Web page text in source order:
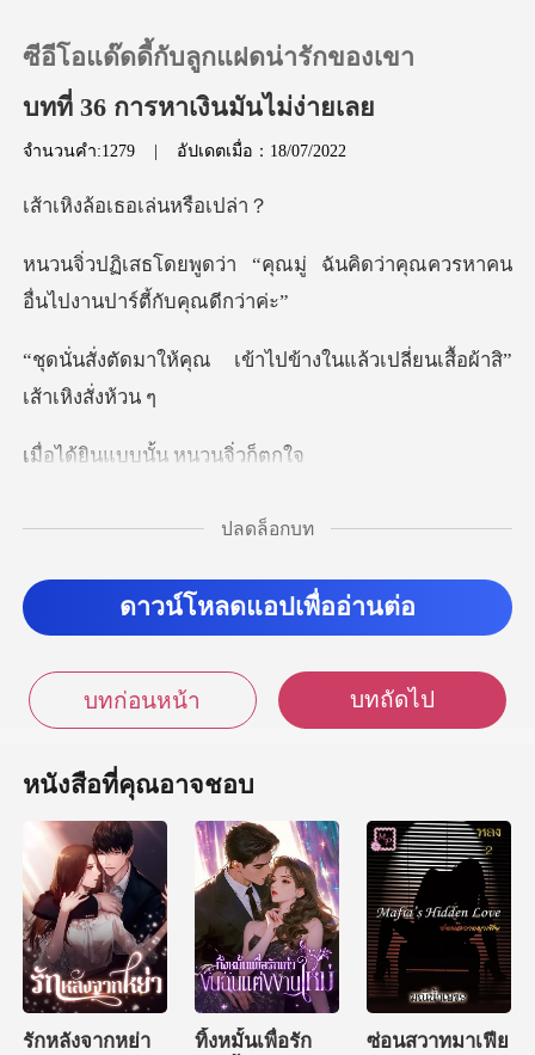
ประวัติการอ่าน
ออกจากระบบ
ดาวน์โหลดแอป
ซีอีโอแด๊ดดี้กับลูกแฝดน่ารักของเขา
บทที่ 36 การหาเงินมันไม่ง่ายเลย
จำนวนคำ:1279 | อัปเดตเมื่อ：18/07/2022
้อเธอเล่น
ณมู่ ฉันคิดว่าคุณควรหาคน
อื่
ข้าไปข้างในแล้วเปลี่ยนเสื
แบบนั้น หนว
ไม่เคยถ
ปลดล็อกบท
ดาวน์โหลดแอปเพื่ออ่านต่อ
บทก่อนหน้า บทถัดไป
หนังสือที่คุณอาจชอบ
รักหลังจากหย่า
ทิ้งหมั้นเพื่อรัก
ซ่อนสวาทมาเฟีย